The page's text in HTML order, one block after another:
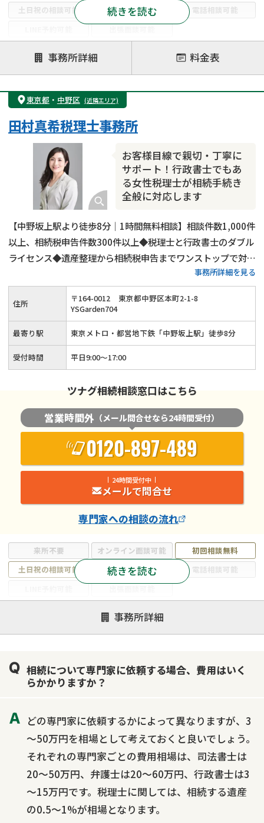
土日祝の相談可能 19時以降電話可能
電話相談可能
注力案件
遺言書作成・遺言執行
相続放棄
相続登記
遺産分割
遺留分侵害額請求
相続税申告
相続手続き
銀行手続き
成年後見・任意後見
贈与税
相続人調査
相続財産調査
相続トラブル
続きを読む
事務所詳細 料金表
東京都 ・ 中野区 (近隣エリア)
お客様目線で親切・丁寧に
サポート！行政書士でもあ
る女性税理士が相続手続き
全般に対応します
田村真希税理士事務所
【中野坂上駅より徒歩8分｜1時間無料相談】相談件数1,000件
以上、相続税申告件数300件以上◆税理士と行政書士のダブル
ライセンス◆遺産整理から相続税申告までワンストップで対応
可能◆20年以上の実務経験がある女性税理士が、お客様の気
持ちに寄り添って親切・丁寧に相続手続きを行います。
事務所詳細を見る
来所不要 オンライン面談可能
初回相談無料
土日祝の相談可能
19時以降電話可能
電話相談可能
遺言書作成・遺言執行
相続放棄
相続登記
相続手続き
銀行手続き
家族信託
成年後見・任意後見
相続トラブル
続きを読む
住所 〒164-0012
東京都中野区本町2-1-8
YSGarden704
最寄り駅 東京メトロ・都営地下鉄「中野坂上駅」徒歩8分
受付時間 平日9:00〜17:00
ツナグ相続相談窓口はこちら
営業時間外 （メール問合せなら24時間受付）
0120-897-489
24時間受付中
メールで問合せ
専門家への相談の流れ
事務所詳細
相続について専門家に依頼する場合、費用はいく
らかかりますか？
どの専門家に依頼するかによって異なりますが、3
～50万円を相場として考えておくと良いでしょう。
それぞれの専門家ごとの費用相場は、司法書士は
20～50万円、弁護士は20～60万円、行政書士は3
～15万円です。税理士に関しては、相続する遺産
の0.5～1%が相場となります。